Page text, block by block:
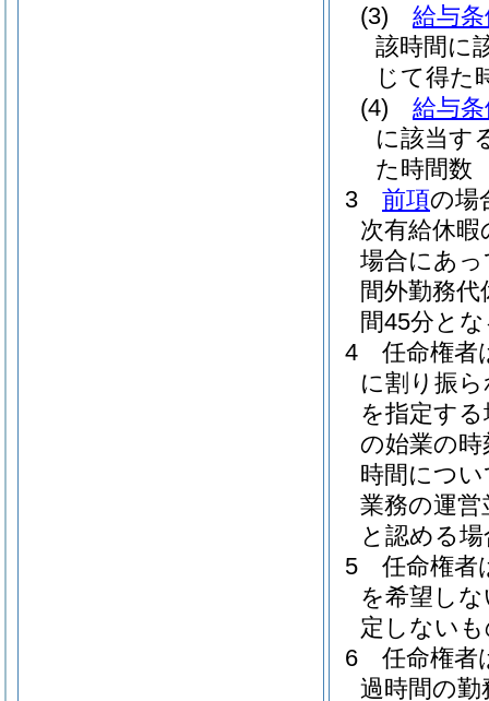
(3)
給与
該時間に
じて得た
(4)
給与
に該当す
た時間数
3
前項の場
次有給休
場合にあ
間外勤務
間45分と
4
任命権者
に割り振
を指定す
の始業の
時間につ
業務の運
と認める
5
任命権者
を希望し
定しない
6
任命権者
過時間の